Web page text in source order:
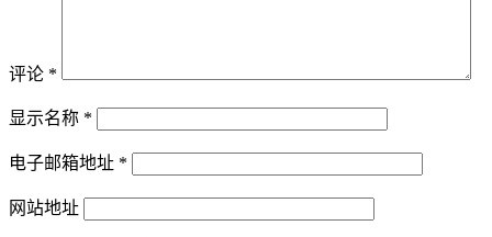
评论 *
显示名称 *
电子邮箱地址 *
网站地址